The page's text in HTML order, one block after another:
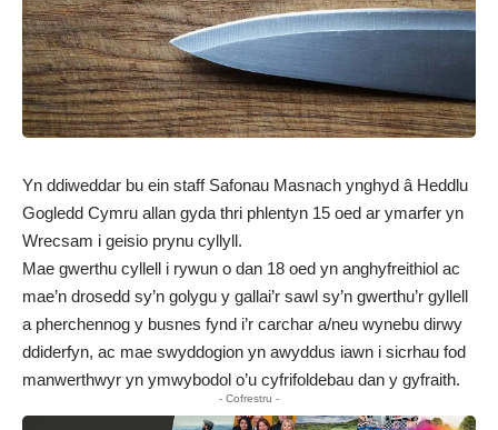
Yn ddiweddar bu ein staff Safonau Masnach ynghyd â Heddlu
Gogledd Cymru allan gyda thri phlentyn 15 oed ar ymarfer yn
Wrecsam i geisio prynu cyllyll.
Mae gwerthu cyllell i rywun o dan 18 oed yn anghyfreithiol ac
mae’n drosedd sy’n golygu y gallai’r sawl sy’n gwerthu’r gyllell
a pherchennog y busnes fynd i’r carchar a/neu wynebu dirwy
ddiderfyn, ac mae swyddogion yn awyddus iawn i sicrhau fod
manwerthwyr yn ymwybodol o’u cyfrifoldebau dan y gyfraith.
- Cofrestru -